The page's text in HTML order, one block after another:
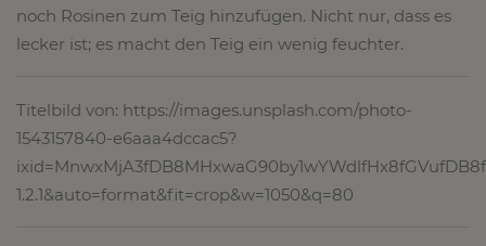
noch Rosinen zum Teig hinzufügen. Nicht nur, dass es
lecker ist; es macht den Teig ein wenig feuchter.
Titelbild von: https://images.unsplash.com/photo-
1543157840-e6aaa4dccac5?
1.2.1&auto=format&fit=crop&w=1050&q=80